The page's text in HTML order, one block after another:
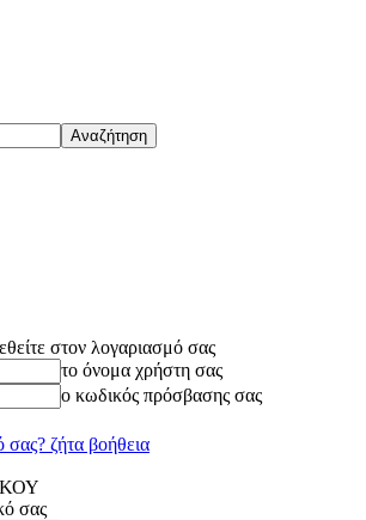
στον λογαριασμό σας
το όνομα χρήστη σας
ο κωδικός πρόσβασης σας
ζήτα βοήθεια
σας